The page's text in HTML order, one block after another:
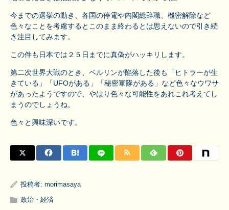
今までの選挙の動き、各国の停電や内閣総辞職、機密解除など
色々なことを考慮するとこのまま終わるとは思えないので引き続
き注目してみます。
この件も日本では２５日までに真偽がハッキリします。
第二次世界大戦のとき、ベルリンが陥落した後も「ヒトラーが生
きている」「UFOがある」「秘密軍隊がある」など色々なウワサ
があったようですので、やはり色々な可能性をあれこれ考えてし
まうのでしょうね。
色々と興味深いです。
投稿者: morimasaya
政治・経済